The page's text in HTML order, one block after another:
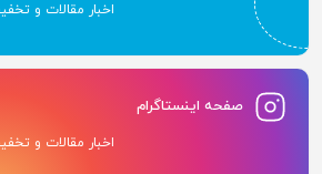
اخبار مقالات و
صفحه اینستاگرام
اخبار مقالات و